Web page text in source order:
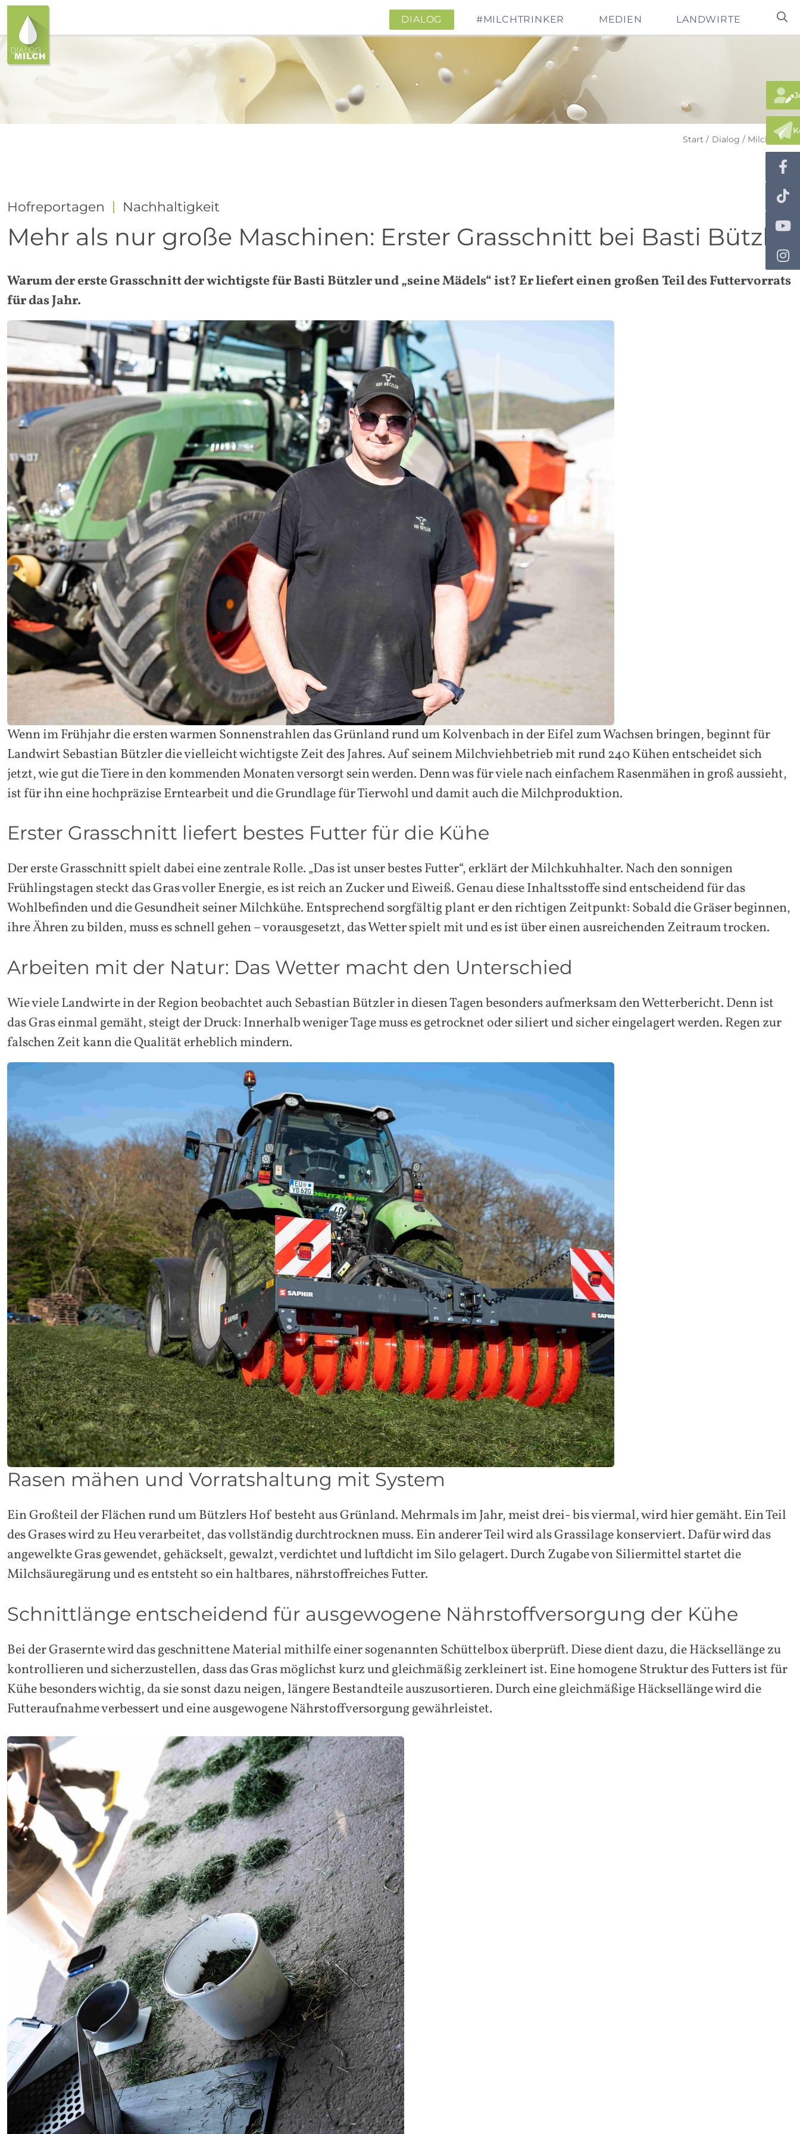
DIALOG #MILCHTRINKER MEDIEN LANDWIRTE
Start Dialog MilchFacts
Hofreportagen Nachhaltigkeit
Mehr als nur große Maschinen: Erster Grasschnitt bei Basti Bützler
Warum der erste Grasschnitt der wichtigste für Basti Bützler und „seine Mädels“ ist? Er liefert einen großen Teil des Futtervorrats
für das Jahr.
Wenn im Frühjahr die ersten warmen Sonnenstrahlen das Grünland rund um Kolvenbach in der Eifel zum Wachsen bringen, beginnt für
Landwirt Sebastian Bützler die vielleicht wichtigste Zeit des Jahres. Auf seinem Milchviehbetrieb mit rund 240 Kühen entscheidet sich
jetzt, wie gut die Tiere in den kommenden Monaten versorgt sein werden. Denn was für viele nach einfachem Rasenmähen in groß aussieht,
ist für ihn eine hochpräzise Erntearbeit und die Grundlage für Tierwohl und damit auch die Milchproduktion.
Erster Grasschnitt liefert bestes Futter für die Kühe
Der erste Grasschnitt spielt dabei eine zentrale Rolle. „Das ist unser bestes Futter“, erklärt der Milchkuhhalter. Nach den sonnigen
Frühlingstagen steckt das Gras voller Energie, es ist reich an Zucker und Eiweiß. Genau diese Inhaltsstoffe sind entscheidend für das
Wohlbefinden und die Gesundheit seiner Milchkühe. Entsprechend sorgfältig plant er den richtigen Zeitpunkt: Sobald die Gräser beginnen,
ihre Ähren zu bilden, muss es schnell gehen – vorausgesetzt, das Wetter spielt mit und es ist über einen ausreichenden Zeitraum trocken.
Arbeiten mit der Natur: Das Wetter macht den Unterschied
Wie viele Landwirte in der Region beobachtet auch Sebastian Bützler in diesen Tagen besonders aufmerksam den Wetterbericht. Denn ist
das Gras einmal gemäht, steigt der Druck: Innerhalb weniger Tage muss es getrocknet oder siliert und sicher eingelagert werden. Regen zur
falschen Zeit kann die Qualität erheblich mindern.
Rasen mähen und Vorratshaltung mit System
Ein Großteil der Flächen rund um Bützlers Hof besteht aus Grünland. Mehrmals im Jahr, meist drei- bis viermal, wird hier gemäht. Ein Teil
des Grases wird zu Heu verarbeitet, das vollständig durchtrocknen muss. Ein anderer Teil wird als Grassilage konserviert. Dafür wird das
angewelkte Gras gewendet, gehäckselt, gewalzt, verdichtet und luftdicht im Silo gelagert. Durch Zugabe von Siliermittel startet die
Milchsäuregärung und es entsteht so ein haltbares, nährstoffreiches Futter.
Schnittlänge entscheidend für ausgewogene Nährstoffversorgung der Kühe
Bei der Grasernte wird das geschnittene Material mithilfe einer sogenannten Schüttelbox überprüft. Diese dient dazu, die Häcksellänge zu
kontrollieren und sicherzustellen, dass das Gras möglichst kurz und gleichmäßig zerkleinert ist. Eine homogene Struktur des Futters ist für
Kühe besonders wichtig, da sie sonst dazu neigen, längere Bestandteile auszusortieren. Durch eine gleichmäßige Häcksellänge wird die
Futteraufnahme verbessert und eine ausgewogene Nährstoffversorgung gewährleistet.